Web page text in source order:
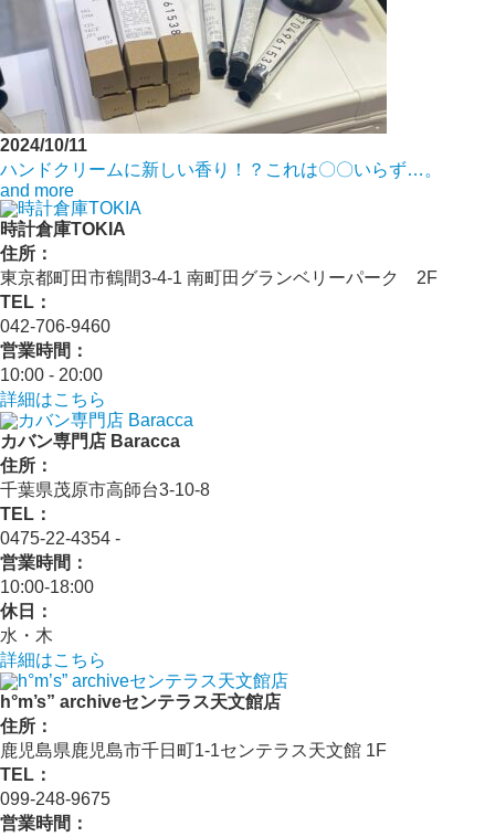
2024/10/11
ハンドクリームに新しい香り！？これは〇〇いらず…。
and more
時計倉庫TOKIA
住所：
東京都町田市鶴間3-4-1 南町田グランベリーパーク 2F
TEL：
042-706-9460
営業時間：
10:00 - 20:00
詳細はこちら
カバン専門店 Baracca
住所：
千葉県茂原市高師台3-10-8
TEL：
0475-22-4354 ‐
営業時間：
10:00‐18:00
休日：
水・木
詳細はこちら
h°m’s” archiveセンテラス天文館店
住所：
鹿児島県鹿児島市千日町1-1センテラス天文館 1F
TEL：
099-248-9675
営業時間：